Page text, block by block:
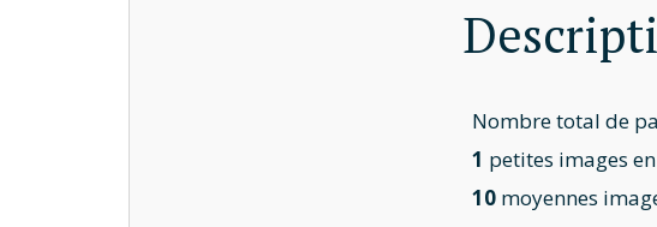
Nombre total de
1 petites images
10moyennes